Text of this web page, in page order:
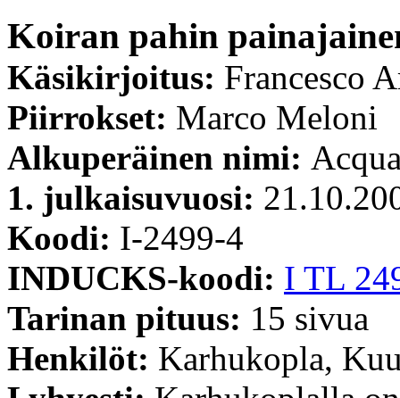
Koiran pahin
Käsikirjoitus: Francesco
Piirrokset: Marco Meloni
Alkuperäinen nimi:
1. julkaisuvuosi:
Koodi: I-2499-4
INDUCKS-koodi: I TL
Tarinan pituus: 15 sivua
Henkilöt: Karhukopla,